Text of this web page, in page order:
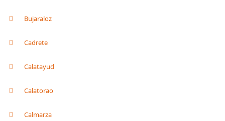
Bujaraloz
Cadrete
Calatayud
Calatorao
Calmarza